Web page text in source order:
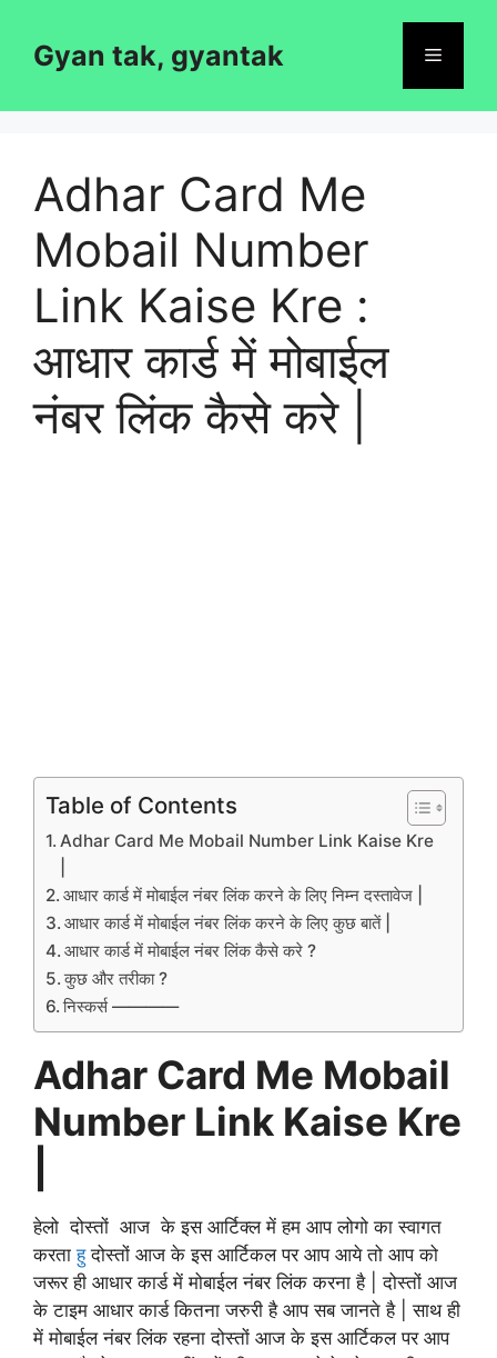
contentGyan tak, gyantak Menu
Adhar Card Me
Mobail Number
Link Kaise Kre :
आधार कार्ड में मोबाईल
नंबर लिंक कैसे करे |
Table of Contents
Adhar Card Me Mobail Number Link Kaise Kre
आधार कार्ड में मोबाईल नंबर लिंक करने के लिए निम्न दस्तावेज |
आधार कार्ड में मोबाईल नंबर लिंक करने के लिए कुछ बातें |
आधार कार्ड में मोबाईल नंबर लिंक कैसे करे ?
कुछ और तरीका ?
निस्कर्स ————
Adhar Card Me Mobail
Number Link Kaise Kre
हेलो दोस्तों आज के इस आर्टिक्ल में हम आप लोगो का स्वागत
करताहुदोस्तों आज के इस आर्टिकल पर आप आये तो आप को
जरूर ही आधार कार्ड में मोबाईल नंबर लिंक करना है | दोस्तों आज
के टाइम आधार कार्ड कितना जरुरी है आप सब जानते है | साथ ही
में मोबाईल नंबर लिंक रहना दोस्तों आज के इस आर्टिकल पर आप